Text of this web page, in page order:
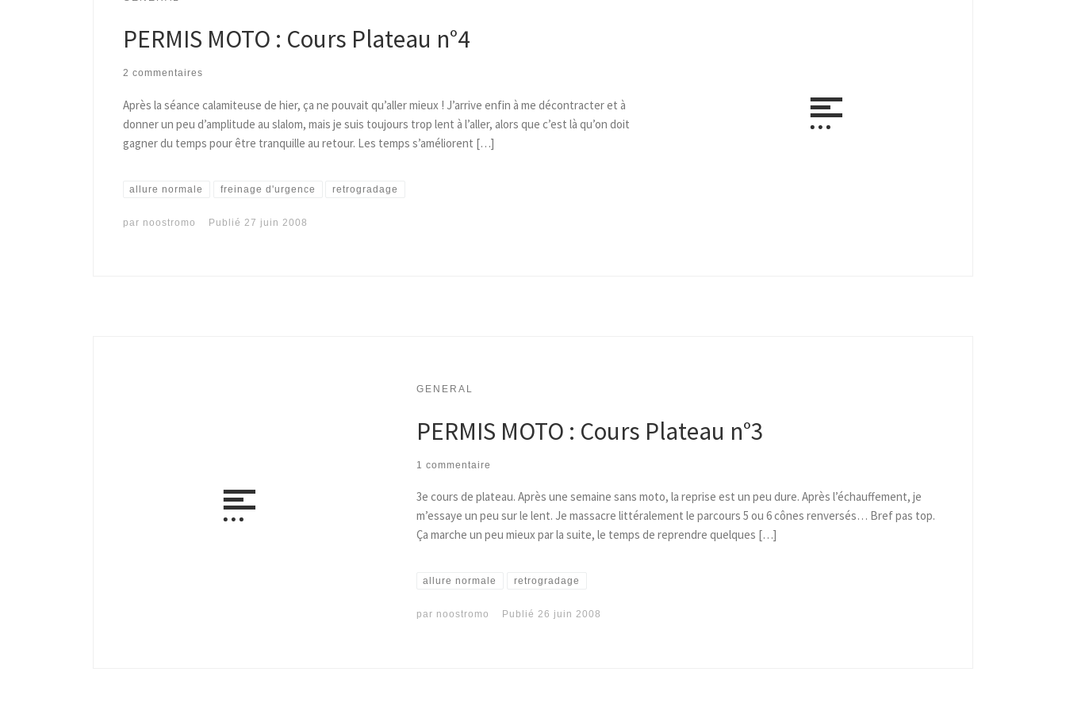
PERMIS MOTO : Cours Plateau n°4
2 commentaires
Après la séance calamiteuse de hier, ça ne pouvait qu’aller mieux ! J’arrive enfin à me décontracter et à
donner un peu d’amplitude au slalom, mais je suis toujours trop lent à l’aller, alors que c’est là qu’on doit
gagner du temps pour être tranquille au retour. Les temps s’améliorent […]
allure normale freinage d'urgence retrogradage
par noostromo Publié 27 juin 2008
GENERAL
PERMIS MOTO : Cours Plateau n°3
1 commentaire
3e cours de plateau. Après une semaine sans moto, la reprise est un peu dure. Après l’échauffement, je
m’essaye un peu sur le lent. Je massacre littéralement le parcours 5 ou 6 cônes renversés… Bref pas top.
Ça marche un peu mieux par la suite, le temps de reprendre quelques […]
allure normale retrogradage
par noostromo Publié 26 juin 2008